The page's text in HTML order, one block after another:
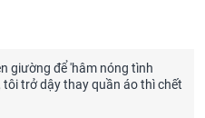
giường để 'hâm nóng tình
trở dậy thay quần áo thì chết